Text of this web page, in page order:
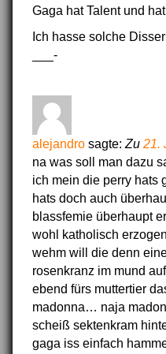
Gaga hat Talent und
Ich hasse solche
___-
alejandro sagte: Zu 21.
na was soll man dazu
ich mein die perry hats
hats doch auch
blassfemie überhaupt
wohl katholisch
wehm will die denn
rosenkranz im mund
ebend fürs muttertier
madonna… naja
scheiß sektenkram
gaga iss einfach